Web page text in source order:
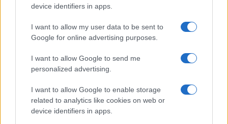
device identifiers in apps.
I want to allow my user data to be sent to
Google for online advertising purposes.
I want to allow Google to send me
personalized advertising.
I want to allow Google to enable storage
related to analytics like cookies on web or
device identifiers in apps.